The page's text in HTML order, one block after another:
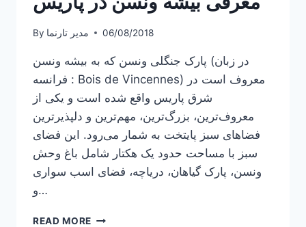
By مدیر تارنما 06/08/2018
پارک جنگلی ونسن که به بیشه ونسن (در زبان
فرانسه : Bois de Vincennes) معروف است در
شرق پاریس واقع شده است و یکی از
معروف‌ترین، بزرگ‌ترین، مهم‌ترین و دلپذیرترین
فضاهای سبز پایتخت به شمار می‌رود. این فضای
سبز با مساحت حدود یک هکتار شامل باغ وحش
ونسن، پارک گیاهان، دریاچه، فضای اسب سواری
و…
READ MORE معرفی